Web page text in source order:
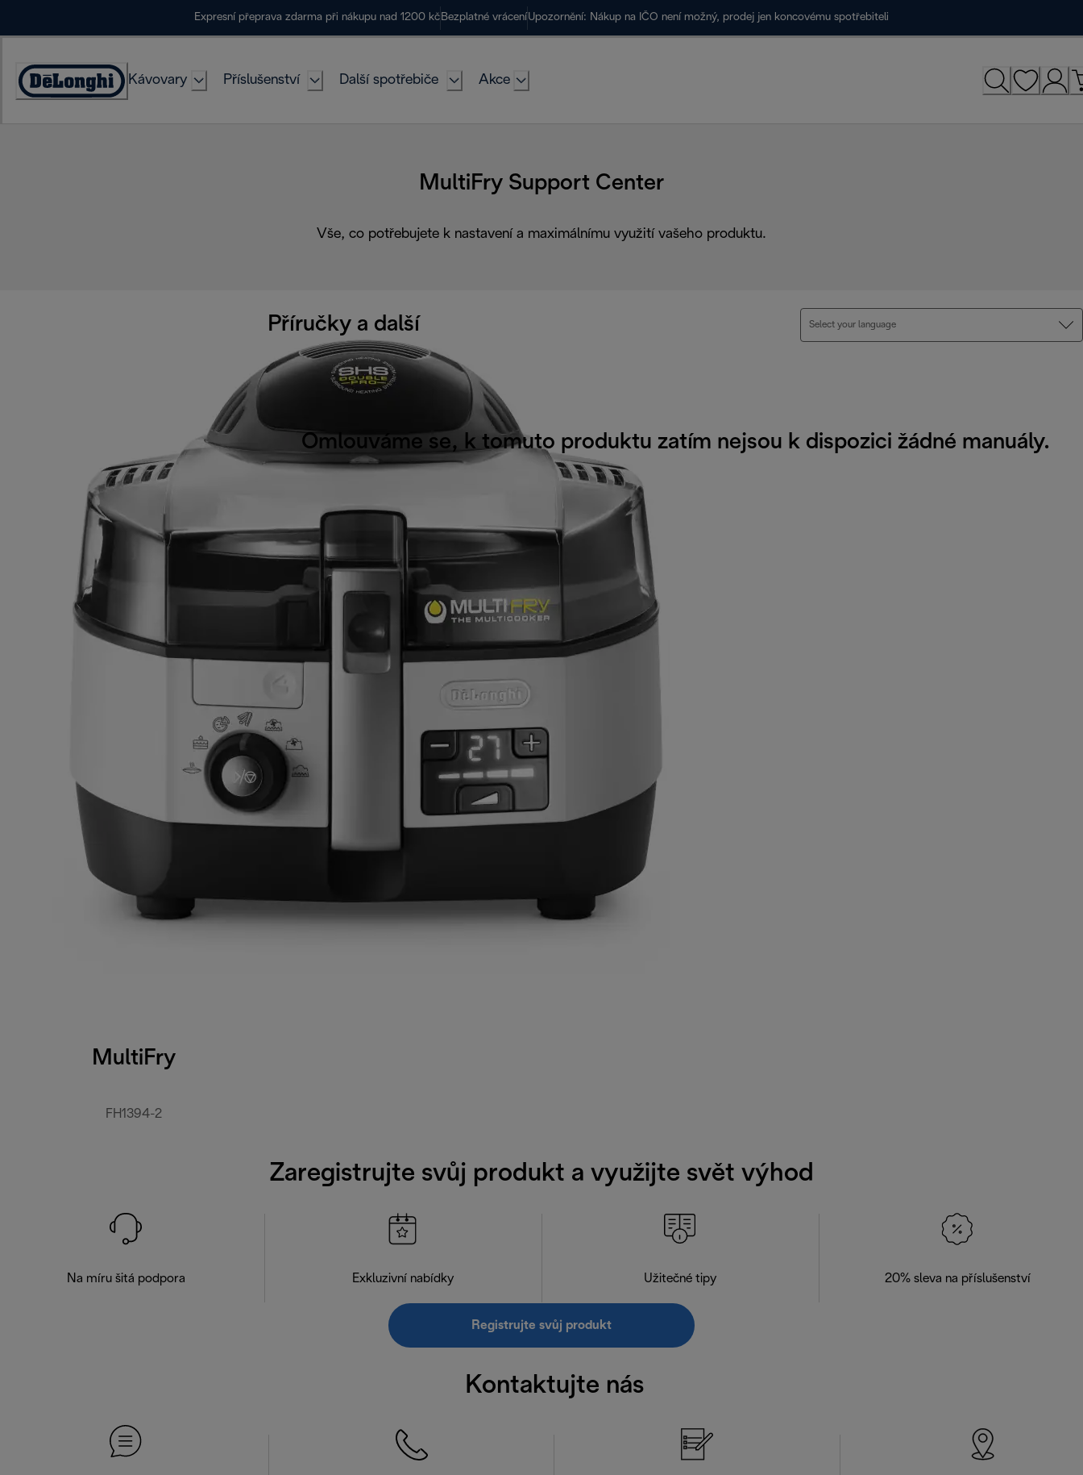
Expresní přeprava zdarma při nákupu nad 1200 kč Bezplatné vráceníUpozornění: Nákup na IČO není možný, prodej jen koncovému spotřebiteli
Accessibility
Kávovary Příslušenství Další spotřebiče Akce
MultiFry Support Center
Vše, co potřebujete k nastavení a maximálnímu využití vašeho produktu.
MultiFry
FH1394-2
Příručky a další Select your language
Omlouváme se, k tomuto produktu zatím nejsou k dispozici žádné manuály.
Zaregistrujte svůj produkt a využijte svět výhod
Na míru šitá podpora Exkluzivní nabídky Užitečné tipy 20% sleva na příslušenství
Registrujte svůj produkt
Kontaktujte nás